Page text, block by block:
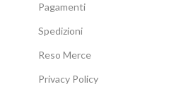
Pagamenti
Spedizioni
Reso Merce
Privacy Policy